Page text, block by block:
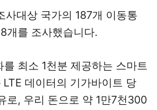
사대상 국가의 187개 이동통
개를 조사했습니다.
최소 1천분 제공하는 스마트
데이터의 기가바이트 당
로, 우리 돈으로 약 1만7천300